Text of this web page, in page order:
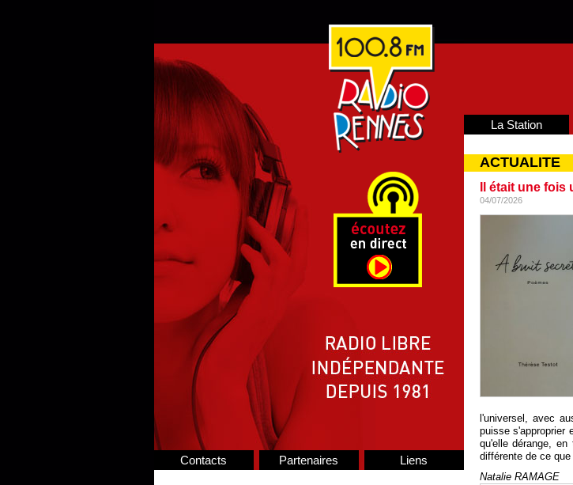
Contacts Partenaires Liens
La Station
ACTUALITE
Il était une
04/07/2026
l'universel, avec
puisse s'approprier
qu'elle dérange,
différente de ce
Natalie RAMAGE